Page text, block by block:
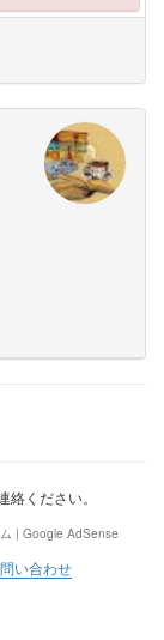
絡ください。
| Google AdSense
い合わせ